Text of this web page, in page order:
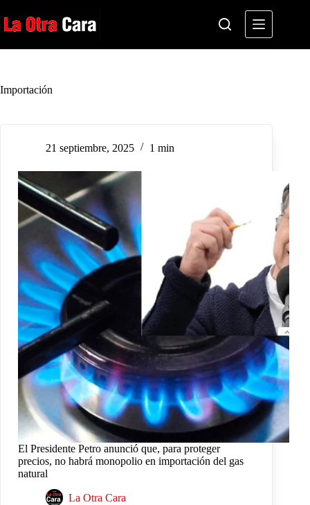
al
contenido
Importación
21 septiembre, 2025 1 min
El Presidente Petro anunció que, para proteger
precios, no habrá monopolio en importación del gas
natural
La Otra Cara